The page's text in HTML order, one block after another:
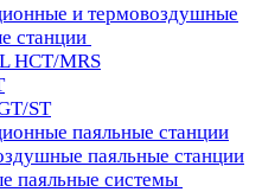
и термовоздушные
станции
HCT/MRS
ST
паяльные станции
паяльные станции
паяльные системы